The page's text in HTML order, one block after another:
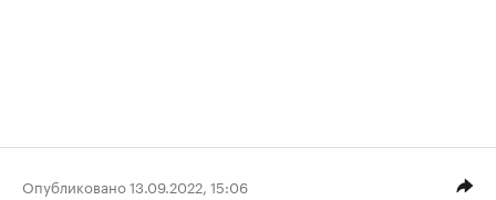
Опубликовано 13.09.2022, 15:06